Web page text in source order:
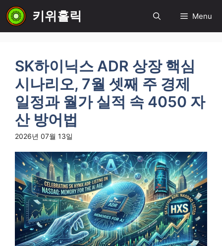
텐
츠
키위홀릭 Menu
SK하이닉스 ADR 상장 핵심
시나리오, 7월 셋째 주 경제
일정과 월가 실적 속 4050 자
산 방어법
2026년 07월 13일